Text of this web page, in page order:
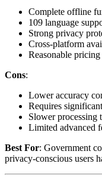
Complete offline
109 language
Strong privacy
Cross-platform
Reasonable pricing
Cons:
Lower accuracy
Requires
Slower processing
Limited advanced
Best For: Government
privacy-conscious users